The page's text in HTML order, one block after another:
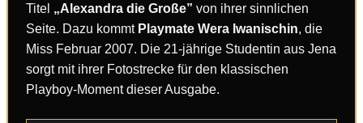
Titel „Alexandra die Große” von ihrer sinnlichen
Seite. Dazu kommt Playmate Wera Iwanischin, die
Miss Februar 2007. Die 21-jährige Studentin aus Jena
sorgt mit ihrer Fotostrecke für den klassischen
Playboy-Moment dieser Ausgabe.